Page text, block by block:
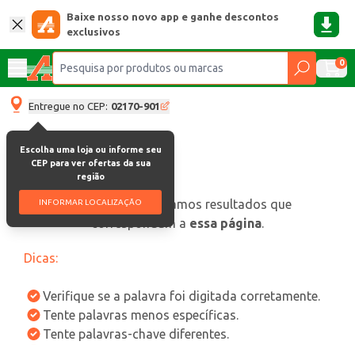
Baixe nosso novo app e ganhe descontos
exclusivos
0
Entregue no CEP: 02170-901
Escolha uma loja ou informe seu
CEP para ver ofertas da sua
região
INFORMAR LOCALIZAÇÃO
oops, não encontramos resultados que
correspondam a essa página.
Dicas:
Verifique se a palavra foi digitada corretamente.
Tente palavras menos específicas.
Tente palavras-chave diferentes.